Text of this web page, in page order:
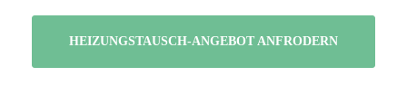
HEIZUNGSTAUSCH-ANGEBOT ANFRODERN